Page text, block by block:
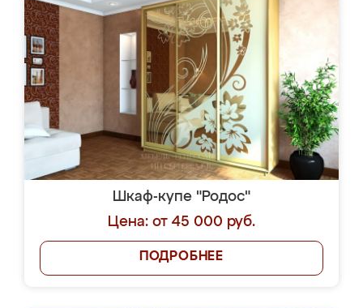
Шкаф-купе "Родос"
Цена: от 45 000 руб.
ПОДРОБНЕЕ